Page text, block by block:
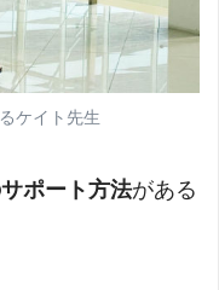
ケイト先生
ポート方法がある